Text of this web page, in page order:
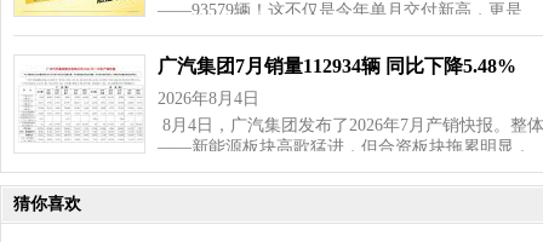
——93579辆！这不仅是今年单月交付新高，更是…
广汽集团7月销量112934辆 同比下降5.48%
2026年8月4日
8月4日，广汽集团发布了2026年7月产销快报。整
——新能源板块高歌猛进，但合资板块拖累明显，
猜你喜欢